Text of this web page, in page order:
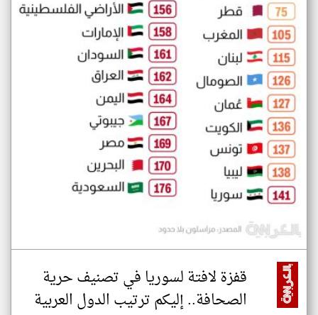
قفزة لافتة لسوريا في تصنيف حرية
الصحافة.. إليكم ترتيب الدول العربية